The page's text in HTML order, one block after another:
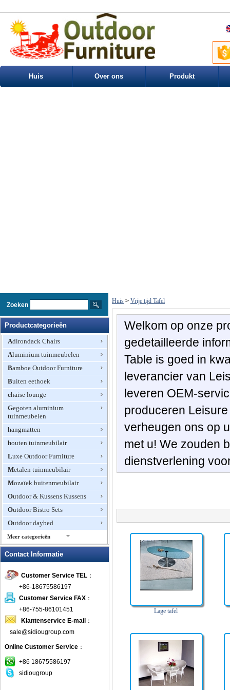
Huis Over ons Produkt
Zoeken
Productcategorieën
Adirondack Chairs
Aluminium tuinmeubelen
Bamboe Outdoor Furniture
Buiten eethoek
chaise lounge
Gegoten aluminium
tuinmeubelen
hangmatten
houten tuinmeubilair
Luxe Outdoor Furniture
Metalen tuinmeubilair
Mozaïek buitenmeubilair
Outdoor & Kussens Kussens
Outdoor Bistro Sets
Outdoor daybed
Meer categorieën
Outdoor Fire Pits
Outdoor Furniture Hotel
Outdoor Patio Stoelen
Outdoor Planters
Outdoor rotan meubels
Outdoor schommelstoelen
Outdoor Zweefvliegtuigen &
patio Sets
picknicktafels
plastic buitenmeubilair
Contact Informatie
Customer Service TEL ：
+86-18675586197
Customer Service FAX ：
+86-755-86101451
Klantenservice E-mail ：
sale@sidiougroup.com
Online Customer Service ：
+86 18675586197
sidiougroup
Huis > Vrije tijd Tafel
Welkom op onze
gedetailleerde
Table is goed in
leverancier van
leveren OEM-
produceren
verheugen ons op
met u! We zouden
dienstverlening
Lage tafel